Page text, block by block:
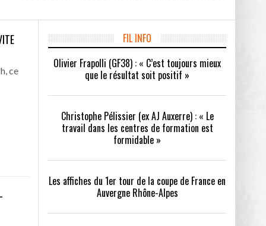
- 24/07/2026
- 21/07/2026
a tenu toutes ses promesses - 04/07/2026
PSG – ASTON VILLA :
QUI SONT LES CLUBS DE DISTRICT EXEMPTS
DU 1ER TOUR DE LA COUPE DE FRANCE EN
LAURA FOOT
ce
FIL INFO
Olivier Frapolli (GF38) : « C’est toujours mieux
que le résultat soit positif »
Christophe Pélissier (ex AJ Auxerre) : « Le
travail dans les centres de formation est
formidable »
Les affiches du 1er tour de la coupe de France en
Auvergne Rhône-Alpes